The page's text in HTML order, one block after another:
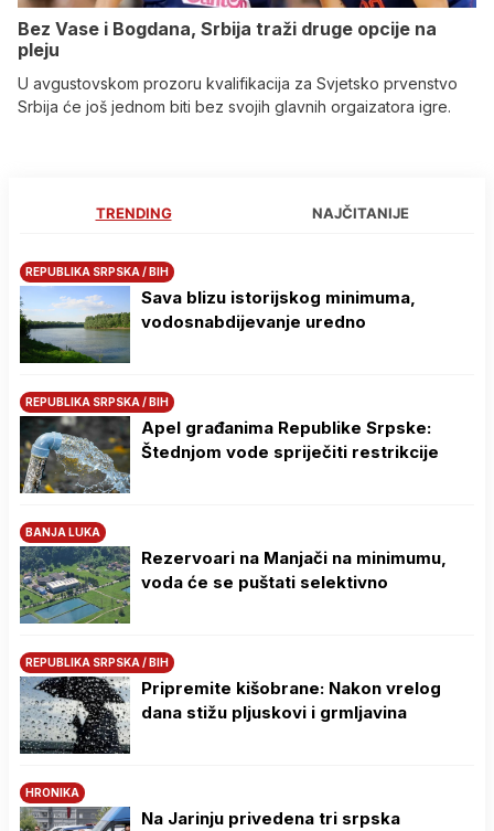
Bez Vase i Bogdana, Srbija traži druge opcije na
pleju
U avgustovskom prozoru kvalifikacija za Svjetsko prvenstvo
Srbija će još jednom biti bez svojih glavnih orgaizatora igre.
TRENDING NAJČITANIJE
REPUBLIKA SRPSKA / BIH
Sava blizu istorijskog minimuma,
vodosnabdijevanje uredno
REPUBLIKA SRPSKA / BIH
Apel građanima Republike Srpske:
Štednjom vode spriječiti restrikcije
BANJA LUKA
Rezervoari na Manjači na minimumu,
voda će se puštati selektivno
REPUBLIKA SRPSKA / BIH
Pripremite kišobrane: Nakon vrelog
dana stižu pljuskovi i grmljavina
HRONIKA
Na Јarinju privedena tri srpska